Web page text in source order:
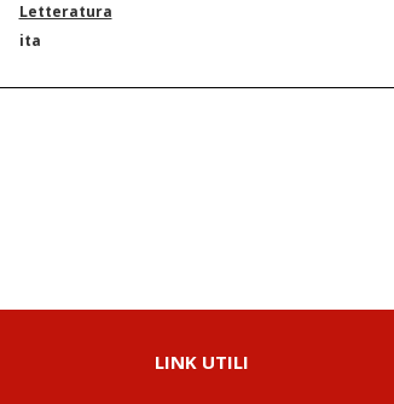
Letteratura
ita
LINK UTILI